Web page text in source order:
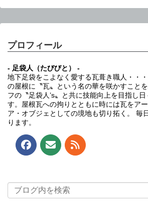
プロフィール
- 足袋人（たびびと） -
地下足袋をこよなく愛する瓦葺き職人・・
の屋根に〝瓦〟という名の華を咲かすこと
フの〝足袋人’s〟と共に技能向上を目指し
す。屋根瓦への拘りとともに時には瓦をア
ア・オブジェとしての境地も切り拓く。 毎
ります。